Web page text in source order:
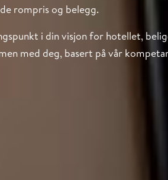
rompris og belegg.
i din visjon for hotellet,
med deg, basert på vår